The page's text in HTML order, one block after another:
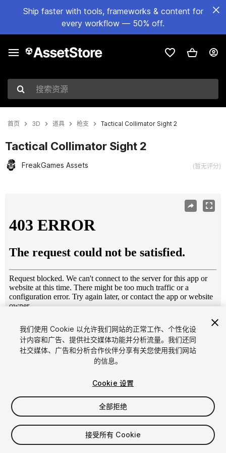
Ship faster with tools, frameworks & content for
every workflow — 50% off.
搜索资源
首页 3D 道具 枪支 Tactical Collimator Sight 2
Tactical Collimator Sight 2
FreakGames Assets (暂无评分)
1/14
$9.99
增值税将在结算时计算
我们使用 Cookie 以允许我们网站的正常工作、个性化设
计内容和广告、提供社交媒体功能并分析流量。我们还同
社交媒体、广告和分析合作伙伴分享有关您使用我们网站
的信息。
Cookie 设置
全部拒绝
接受所有 Cookie